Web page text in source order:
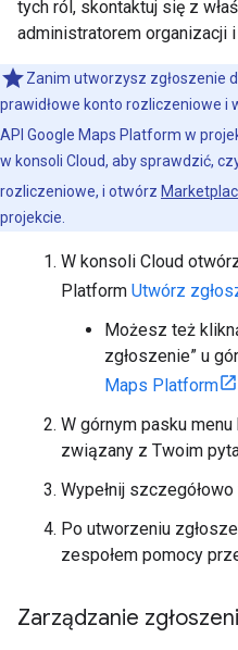
tych ról, skontaktuj się z
administratorem organizacji
Zanim utworzysz zgłoszenie
prawidłowe konto rozliczeniowe i
API Google Maps Platform w
w konsoli Cloud, aby sprawdzić,
rozliczeniowe, i otwórz
projekcie.
W konsoli Cloud
Platform Utwórz
Możesz też
zgłoszenie” u
Maps Platform
W górnym pasku
związany z Twoim
Wypełnij
Po utworzeniu
zespołem pomocy
Zarządzanie